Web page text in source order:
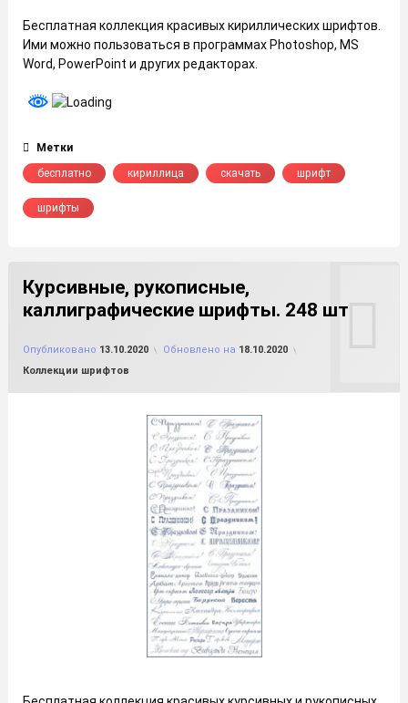
Бесплатная коллекция красивых кириллических шрифтов.
Ими можно пользоваться в программах Photoshop, MS
Word, PowerPoint и других редакторах.
Метки
бесплатно
кириллица скачать шрифт
шрифты
Курсивные, рукописные,
каллиграфические шрифты. 248 шт
Опубликовано 13.10.2020 Обновлено на 18.10.2020
Рубрики:
Коллекции шрифтов